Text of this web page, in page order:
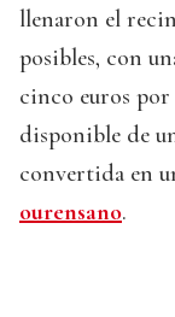
llenaron el
posibles, con
cinco euros
disponible de
convertida en
ourensano.